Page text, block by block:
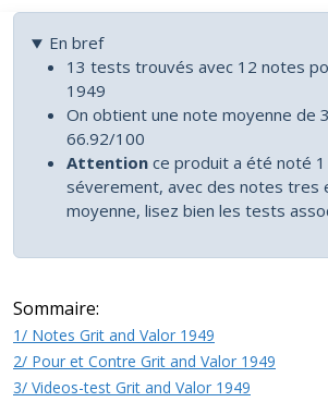
En bref
13 tests trouvés avec 12 notes
1949
On obtient une note moyenne de
66.92/100
Attention ce produit a été noté
séverement, avec des notes tres
moyenne, lisez bien les tests
Sommaire:
1/ Notes Grit and Valor 1949
2/ Pour et Contre Grit and Valor 1949
3/ Videos-test Grit and Valor 1949